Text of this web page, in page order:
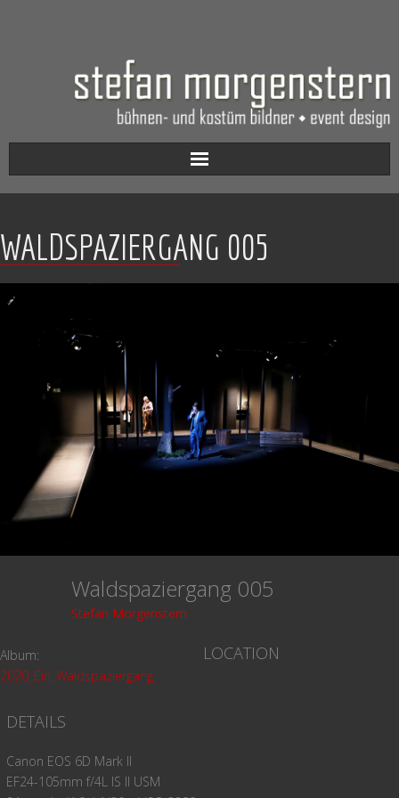
Aktuell
Werkverzeichnis
Biografie
Kontakt
WALDSPAZIERGANG 005
Waldspaziergang 005
Stefan Morgenstern
Album:
2020_Ein_Waldspaziergang
LOCATION
DETAILS
Canon EOS 6D Mark II
EF24-105mm f/4L IS II USM